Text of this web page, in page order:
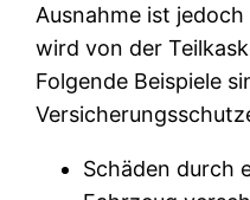
Ausnahme ist
wird von der
Folgende Beispiele
Schäden durch